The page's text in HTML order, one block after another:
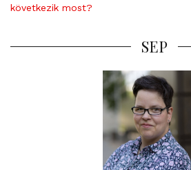
következik most?
SEP